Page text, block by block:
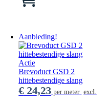
Deze
optie
kan
worden
op
de
Aanbieding!
Actie
Brevoduct GSD 2
hittebestendige slang
€24,23 per meter excl.